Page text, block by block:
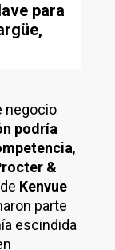
para
negocio
podría
,
&
Kenvue
parte
escindida